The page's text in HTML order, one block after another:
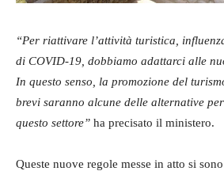
“Per riattivare l’attività turistica,
di COVID-19, dobbiamo adattarci alle
In questo senso, la promozione del
brevi saranno alcune delle alternative
questo settore” ha precisato il ministero.
Queste nuove regole messe in atto si